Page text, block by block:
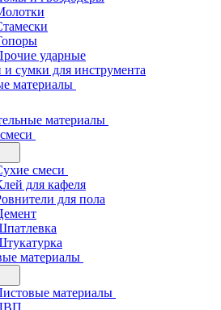
ударные
сумки для инструмента
материалы
материалы
смеси
для кафеля
для пола
материалы
материалы